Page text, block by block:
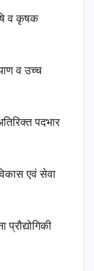
व कृषक
व उच्च
पदभार
एवं सेवा